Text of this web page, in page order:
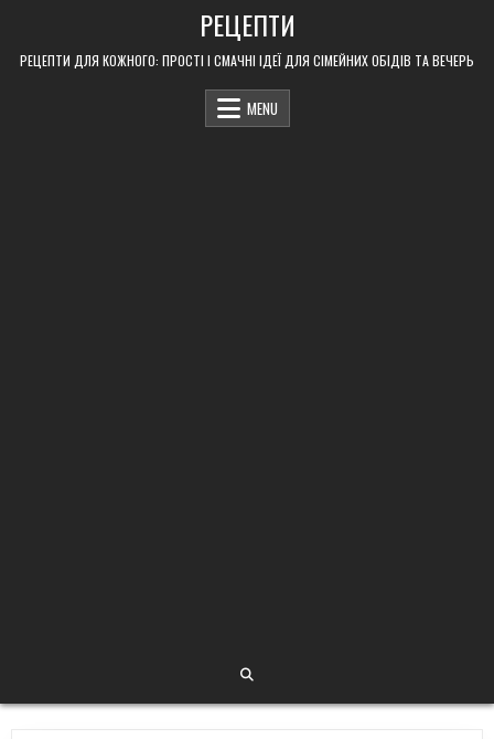
content
РЕЦЕПТИ
РЕЦЕПТИ ДЛЯ КОЖНОГО: ПРОСТІ І СМАЧНІ ІДЕЇ ДЛЯ СІМЕЙНИХ ОБІДІВ ТА ВЕЧЕРЬ
MENU